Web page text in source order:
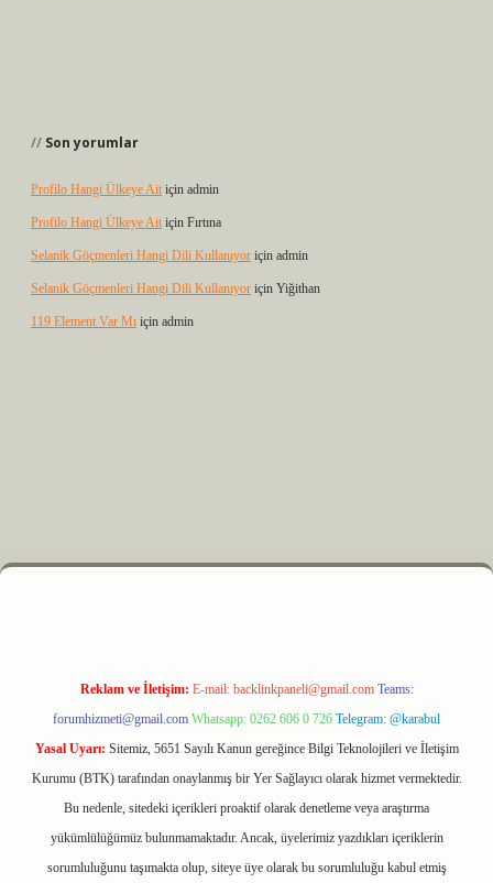
Son yorumlar
Profilo Hangi Ülkeye Ait için admin
Profilo Hangi Ülkeye Ait için Fırtına
Selanik Göçmenleri Hangi Dili Kullanıyor için admin
Selanik Göçmenleri Hangi Dili Kullanıyor için Yiğithan
119 Element Var Mı için admin
m elexbet
Reklam ve İletişim: E-mail: backlinkpaneli@gmail.com Teams:
forumhizmeti@gmail.com Whatsapp: 0262 606 0 726 Telegram: @karabul
Yasal Uyarı: Sitemiz, 5651 Sayılı Kanun gereğince Bilgi Teknolojileri ve İletişim
Kurumu (BTK) tarafından onaylanmış bir Yer Sağlayıcı olarak hizmet vermektedir.
Bu nedenle, sitedeki içerikleri proaktif olarak denetleme veya araştırma
yükümlülüğümüz bulunmamaktadır. Ancak, üyelerimiz yazdıkları içeriklerin
sorumluluğunu taşımakta olup, siteye üye olarak bu sorumluluğu kabul etmiş